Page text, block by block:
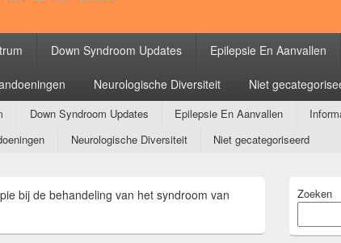
Down Syndroom Updates Epilepsie En Aanvallen
Neurologische Diversiteit Niet
Down Syndroom Updates Epilepsie En Aanvallen
Neurologische Diversiteit Niet gecategoriseerd
bij de behandeling van het syndroom van
zijbalk
gebied
Zoeken